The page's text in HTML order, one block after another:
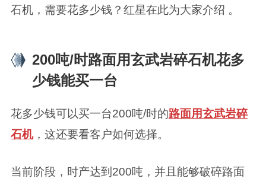
石机，需要花多少钱？红星在此为大家介绍 。
200吨/时路面用玄武岩碎石机花多
少钱能买一台
花多少钱可以买一台200吨/时的路面用玄武岩碎
石机，这还要看客户如何选择。
当前阶段，时产达到200吨，并且能够破碎路面